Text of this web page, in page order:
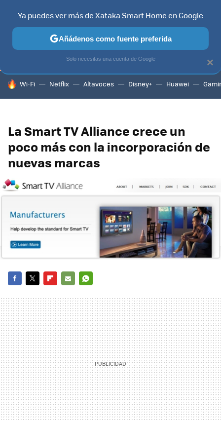
TELEVISORES CONTENIDOS SMART TV SELECCIÓN
HOY SE HABLA DE
Wi-Fi Netflix Altavoces Disney+ Huawei
La Smart TV Alliance crece un
poco más con la incorporación de
nuevas marcas
MAIL
×
Ya puedes ver más de Xataka Smart Home en Google
Añádenos como fuente preferida
Solo necesitas una cuenta de Google